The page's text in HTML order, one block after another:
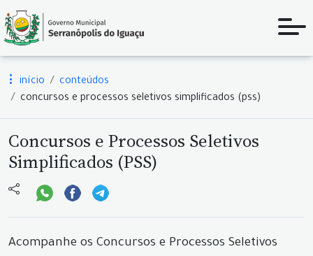
início
conteúdos
concursos e processos seletivos simplificados (pss)
Concursos e Processos Seletivos
Simplificados (PSS)
Acompanhe os Concursos e Processos Seletivos